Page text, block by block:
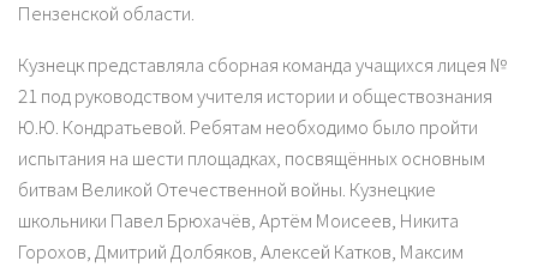
Пензенской области.
Кузнецк представляла сборная команда учащихся лицея №
21 под руководством учителя истории и обществознания
Ю.Ю. Кондратьевой. Ребятам необходимо было пройти
испытания на шести площадках, посвящённых основным
битвам Великой Отечественной войны. Кузнецкие
школьники Павел Брюхачёв, Артём Моисеев, Никита
Горохов, Дмитрий Долбяков, Алексей Катков, Максим